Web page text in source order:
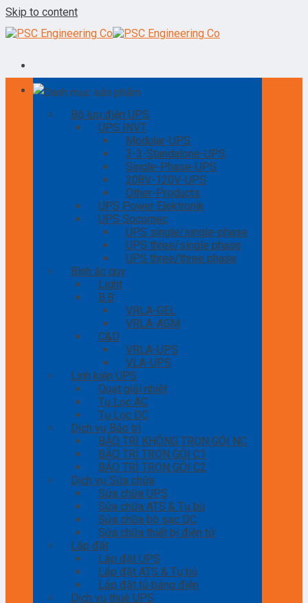
Skip to content
Danh mục sản phẩm
Bộ lưu điện UPS
UPS INVT
Modular-UPS
3-3-Standalone-UPS
Single-Phase-UPS
208V-120V-UPS
Other-Products
UPS Power Elektronik
UPS Socomec
UPS single/single-phase
UPS three/single phase
UPS three/three phase
Bình ắc quy
Light
B.B
VRLA-GEL
VRLA-AGM
C&D
VRLA-UPS
VLA-UPS
Linh kiện UPS
Quạt giải nhiệt
Tụ Lọc AC
Tụ Lọc DC
Dịch vụ Bảo trì
BẢO TRÌ KHÔNG TRỌN GÓI NC
BẢO TRÌ TRỌN GÓI C1
BẢO TRÌ TRỌN GÓI C2
Dịch vụ Sửa chữa
Sửa chữa UPS
Sửa chữa ATS & Tụ bù
Sửa chữa bộ sạc DC
Sửa chữa thiết bị điện tử
Lắp đặt
Lắp đặt UPS
Lắp đặt ATS & Tụ bù
Lắp đặt tủ bảng điện
Dịch vụ thuê UPS